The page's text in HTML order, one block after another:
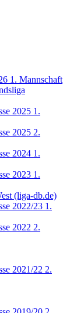
1. Mannschaft
2025 1.
2025 2.
2024 1.
2023 1.
(liga-db.de)
2022/23 1.
2022 2.
2021/22 2.